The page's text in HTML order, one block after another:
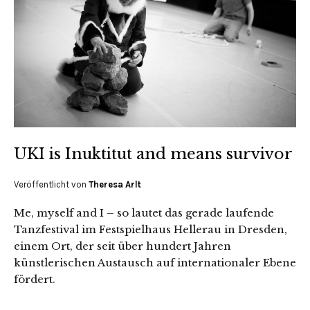
UKI is Inuktitut and means survivor
Veröffentlicht von Theresa Arlt
Me, myself and I – so lautet das gerade laufende
Tanzfestival im Festspielhaus Hellerau in Dresden,
einem Ort, der seit über hundert Jahren
künstlerischen Austausch auf internationaler Ebene
fördert.